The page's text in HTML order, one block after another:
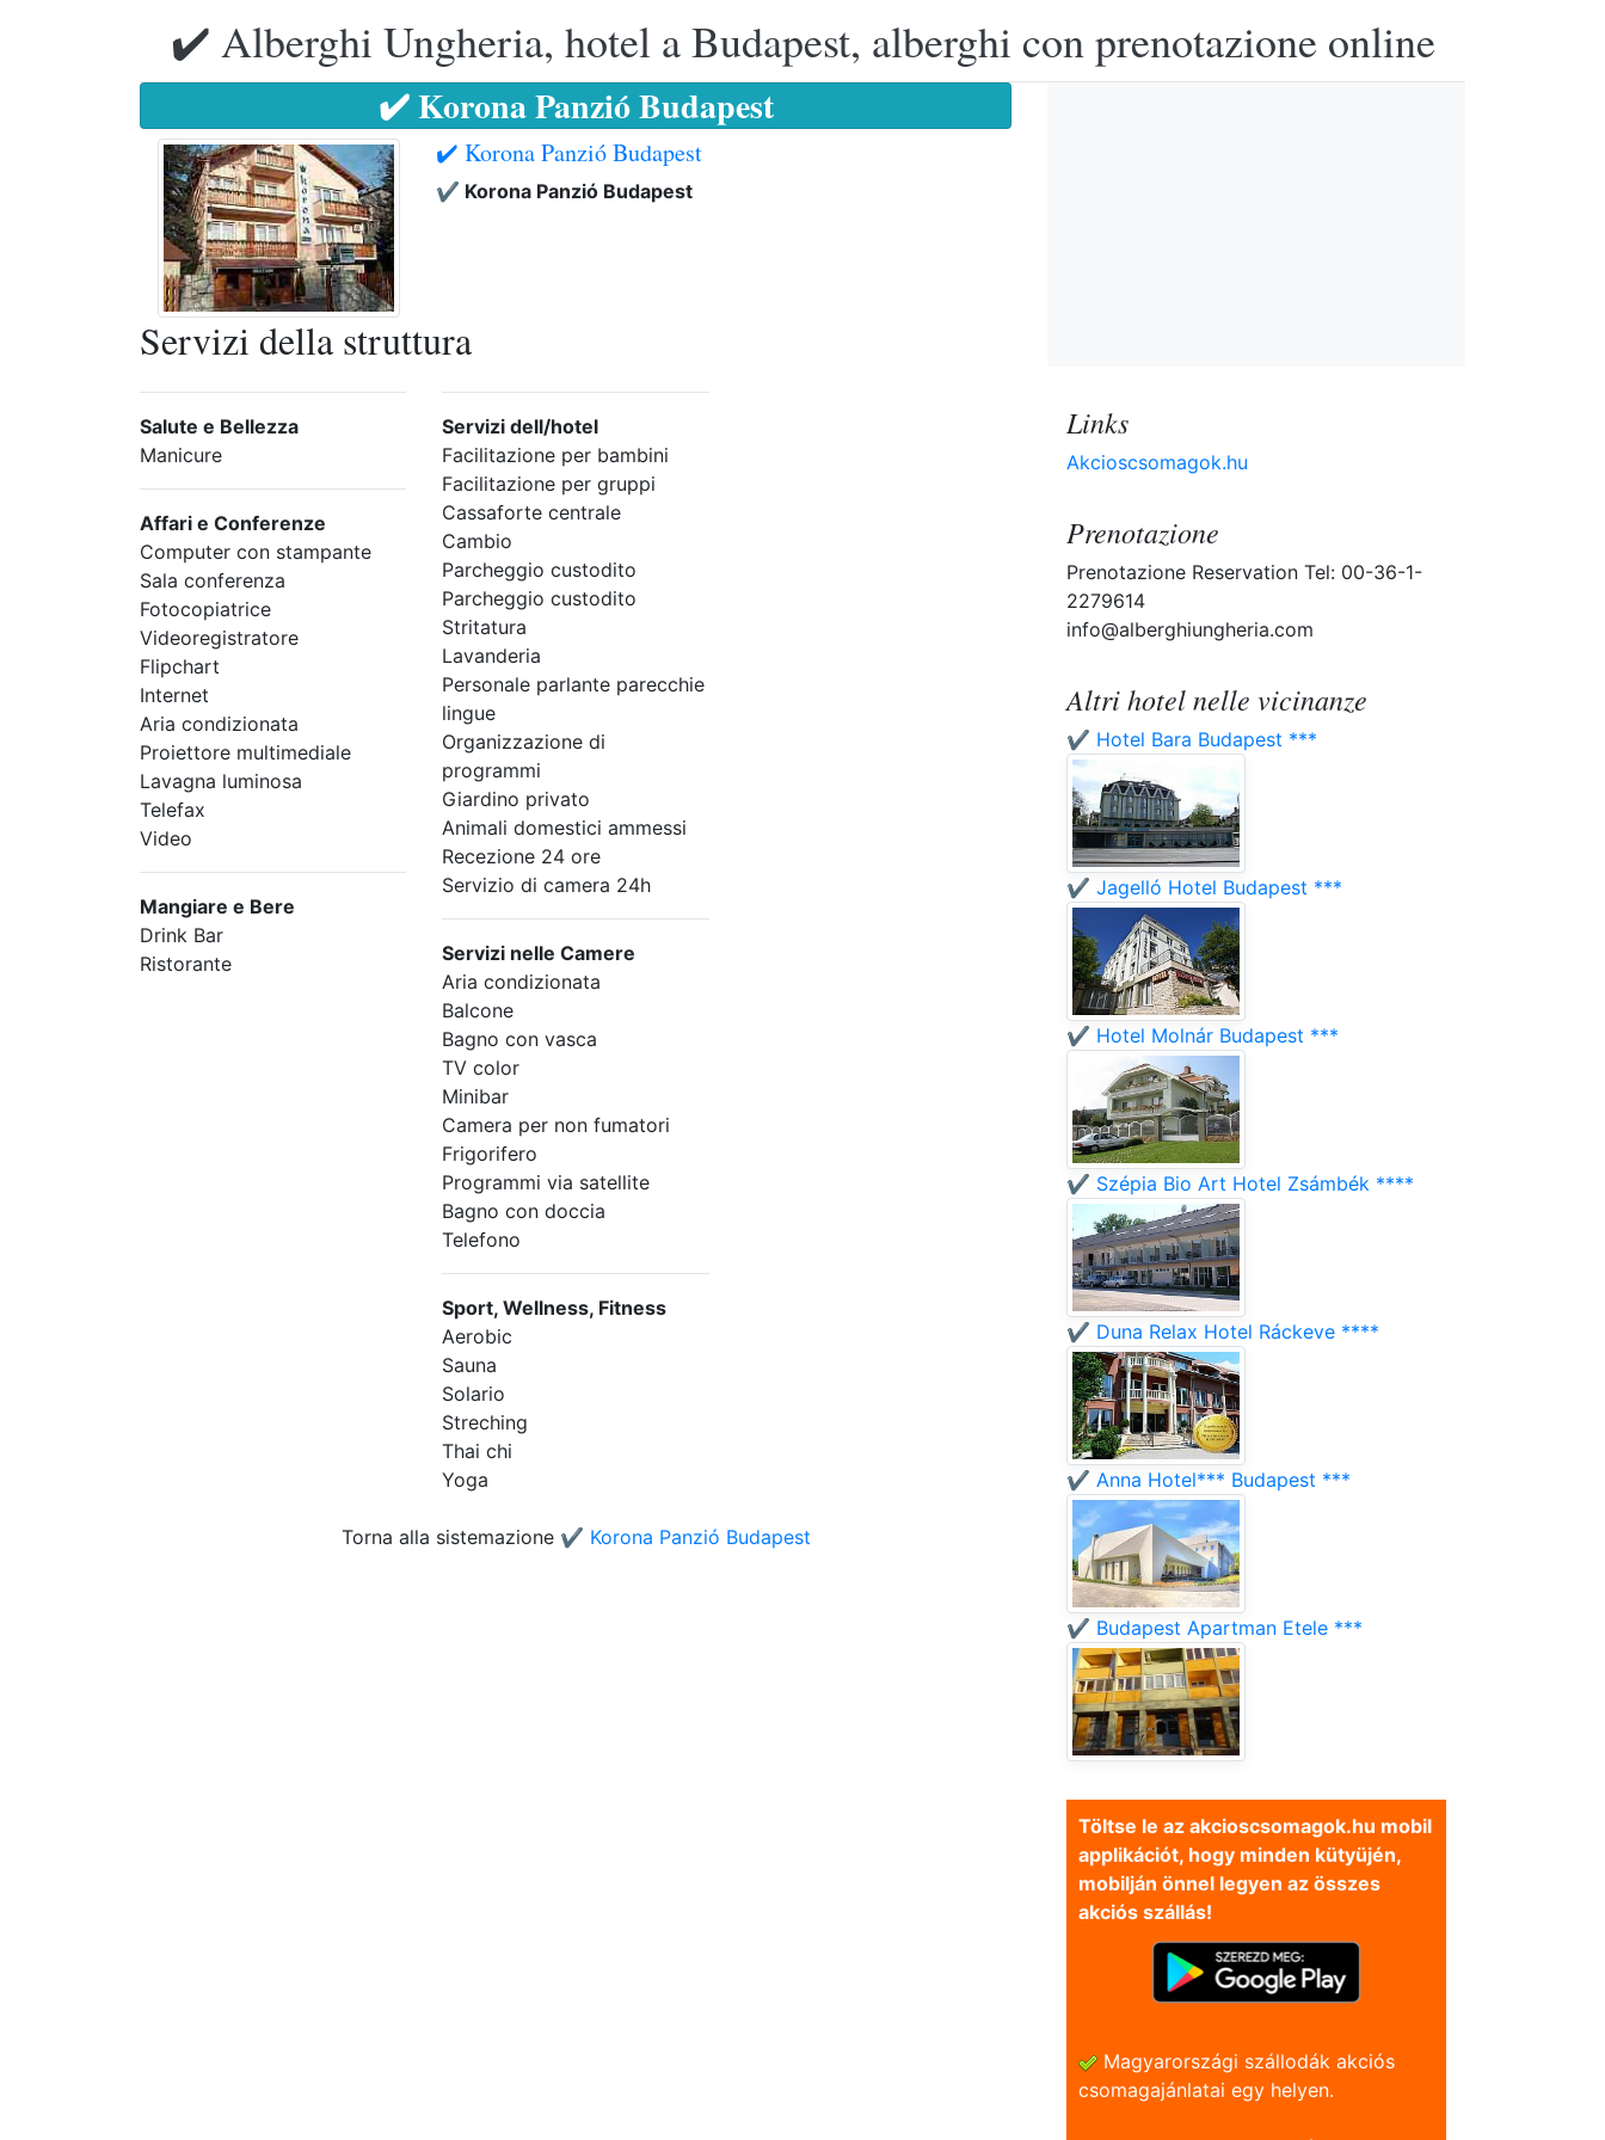
✔️ Alberghi Ungheria, hotel a Budapest, alberghi con prenotazione online
✔️ Korona Panzió Budapest
✔️ Korona Panzió Budapest
✔️ Korona Panzió Budapest
Servizi della struttura
Salute e Bellezza
Manicure
Affari e Conferenze
Computer con stampante
Sala conferenza
Fotocopiatrice
Videoregistratore
Flipchart
Internet
Aria condizionata
Proiettore multimediale
Lavagna luminosa
Telefax
Video
Mangiare e Bere
Drink Bar
Ristorante
Servizi dell/hotel
Facilitazione per bambini
Facilitazione per gruppi
Cassaforte centrale
Cambio
Parcheggio custodito
Parcheggio custodito
Stritatura
Lavanderia
Personale parlante parecchie
lingue
Organizzazione di
programmi
Giardino privato
Animali domestici ammessi
Recezione 24 ore
Servizio di camera 24h
Servizi nelle Camere
Aria condizionata
Balcone
Bagno con vasca
TV color
Minibar
Camera per non fumatori
Frigorifero
Programmi via satellite
Bagno con doccia
Telefono
Sport, Wellness, Fitness
Aerobic
Sauna
Solario
Streching
Thai chi
Yoga
Torna alla sistemazione ✔️ Korona Panzió Budapest
Links
Akcioscsomagok.hu
Prenotazione
Prenotazione Reservation Tel: 00-36-1-
2279614
info@alberghiungheria.com
Altri hotel nelle vicinanze
✔️ Hotel Bara Budapest ***
✔️ Jagelló Hotel Budapest ***
✔️ Hotel Molnár Budapest ***
✔️ Szépia Bio Art Hotel Zsámbék ****
✔️ Duna Relax Hotel Ráckeve ****
✔️ Anna Hotel*** Budapest ***
✔️ Budapest Apartman Etele ***
Töltse le az akcioscsomagok.hu mobil
applikációt, hogy minden kütyüjén,
mobilján önnel legyen az összes
akciós szállás!
Magyarországi szállodák akciós
csomagajánlatai egy helyen.